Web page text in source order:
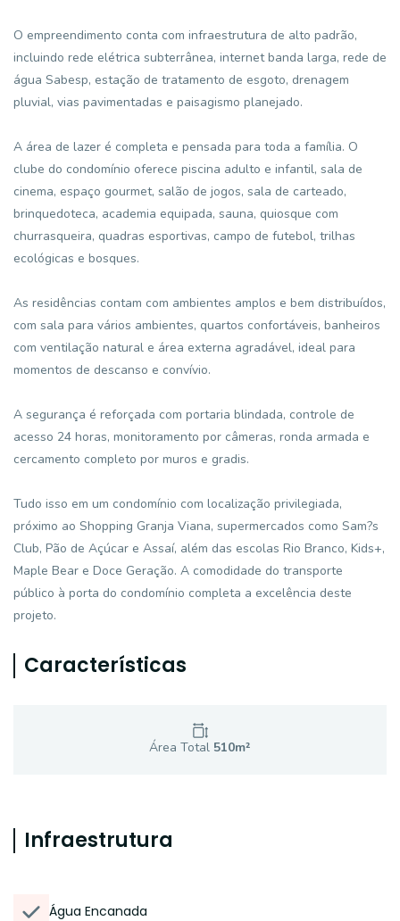
O empreendimento conta com infraestrutura de alto padrão,
incluindo rede elétrica subterrânea, internet banda larga, rede de
água Sabesp, estação de tratamento de esgoto, drenagem
pluvial, vias pavimentadas e paisagismo planejado.
A área de lazer é completa e pensada para toda a família. O
clube do condomínio oferece piscina adulto e infantil, sala de
cinema, espaço gourmet, salão de jogos, sala de carteado,
brinquedoteca, academia equipada, sauna, quiosque com
churrasqueira, quadras esportivas, campo de futebol, trilhas
ecológicas e bosques.
As residências contam com ambientes amplos e bem distribuídos,
com sala para vários ambientes, quartos confortáveis, banheiros
com ventilação natural e área externa agradável, ideal para
momentos de descanso e convívio.
A segurança é reforçada com portaria blindada, controle de
acesso 24 horas, monitoramento por câmeras, ronda armada e
cercamento completo por muros e gradis.
Tudo isso em um condomínio com localização privilegiada,
próximo ao Shopping Granja Viana, supermercados como Sam?s
Club, Pão de Açúcar e Assaí, além das escolas Rio Branco, Kids+,
Maple Bear e Doce Geração. A comodidade do transporte
público à porta do condomínio completa a excelência deste
projeto.
Características
Área Total 510m²
Infraestrutura
Água Encanada